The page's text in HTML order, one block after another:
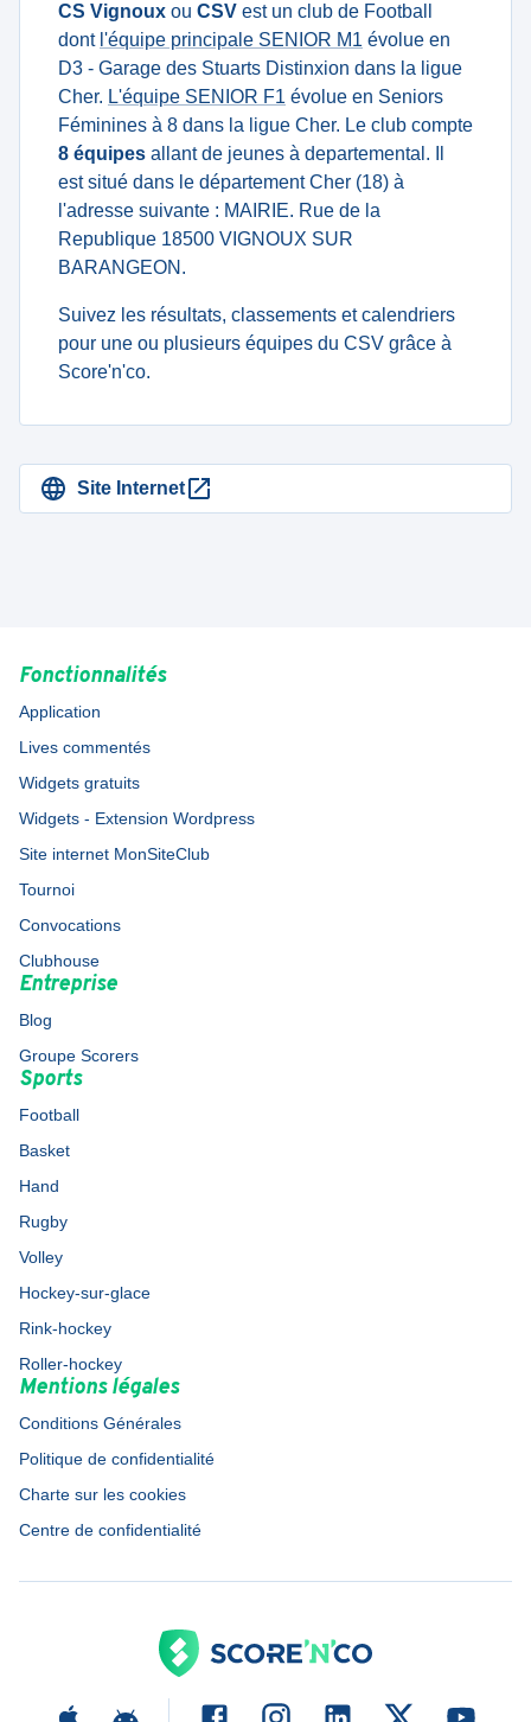
CS Vignoux ou CSV est un club de Football
dont l'équipe principale SENIOR M1 évolue en
D3 - Garage des Stuarts Distinxion dans la ligue
Cher. L'équipe SENIOR F1 évolue en Seniors
Féminines à 8 dans la ligue Cher. Le club compte
8 équipes allant de jeunes à departemental. Il
est situé dans le département Cher (18) à
l'adresse suivante : MAIRIE. Rue de la
Republique 18500 VIGNOUX SUR
BARANGEON.
Suivez les résultats, classements et calendriers
pour une ou plusieurs équipes du CSV grâce à
Score'n'co.
Site Internet
Fonctionnalités
Application
Lives commentés
Widgets gratuits
Widgets - Extension Wordpress
Site internet MonSiteClub
Tournoi
Convocations
Clubhouse
Entreprise
Blog
Groupe Scorers
Sports
Football
Basket
Hand
Rugby
Volley
Hockey-sur-glace
Rink-hockey
Roller-hockey
Mentions légales
Conditions Générales
Politique de confidentialité
Charte sur les cookies
Centre de confidentialité